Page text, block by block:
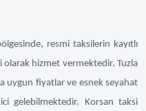
resmi taksilerin kayıtlı
olarak hizmet vermektedir. Tuzla
uygun fiyatlar ve esnek seyahat
gelebilmektedir. Korsan taksi